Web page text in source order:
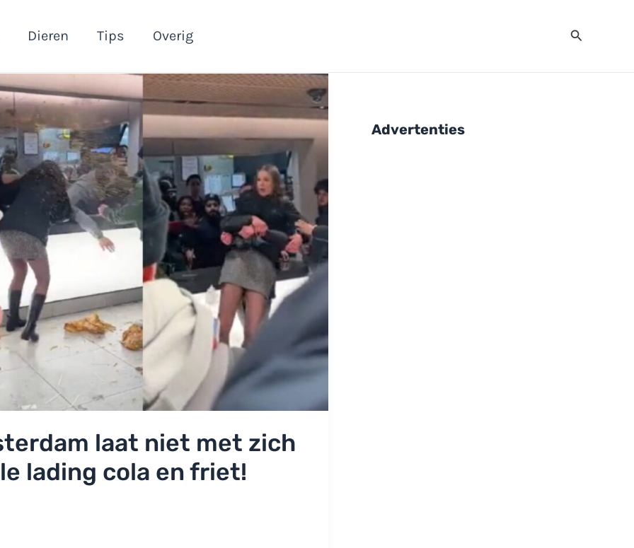
Dieren Tips Overig Zoeken
laat niet met zich
lading cola en friet!
Advertenties